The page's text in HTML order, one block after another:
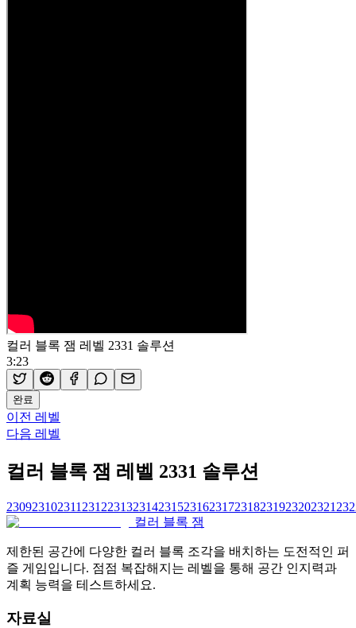
컬러 블록 잼 레벨 2331 솔루션
3:23
완료
이전 레벨
다음 레벨
컬러 블록 잼 레벨 2331 솔루션
230923102311 2312231323142315231623172318231923202321
컬러 블록 잼
제한된 공간에 다양한 컬러 블록 조각을 배치하는 도전적인 퍼
즐 게임입니다. 점점 복잡해지는 레벨을 통해 공간 인지력과
계획 능력을 테스트하세요.
자료실